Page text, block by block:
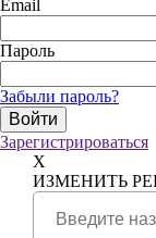
Email
Пароль
Забыли пароль?
Зарегистрироваться
X
ИЗМЕНИТЬ